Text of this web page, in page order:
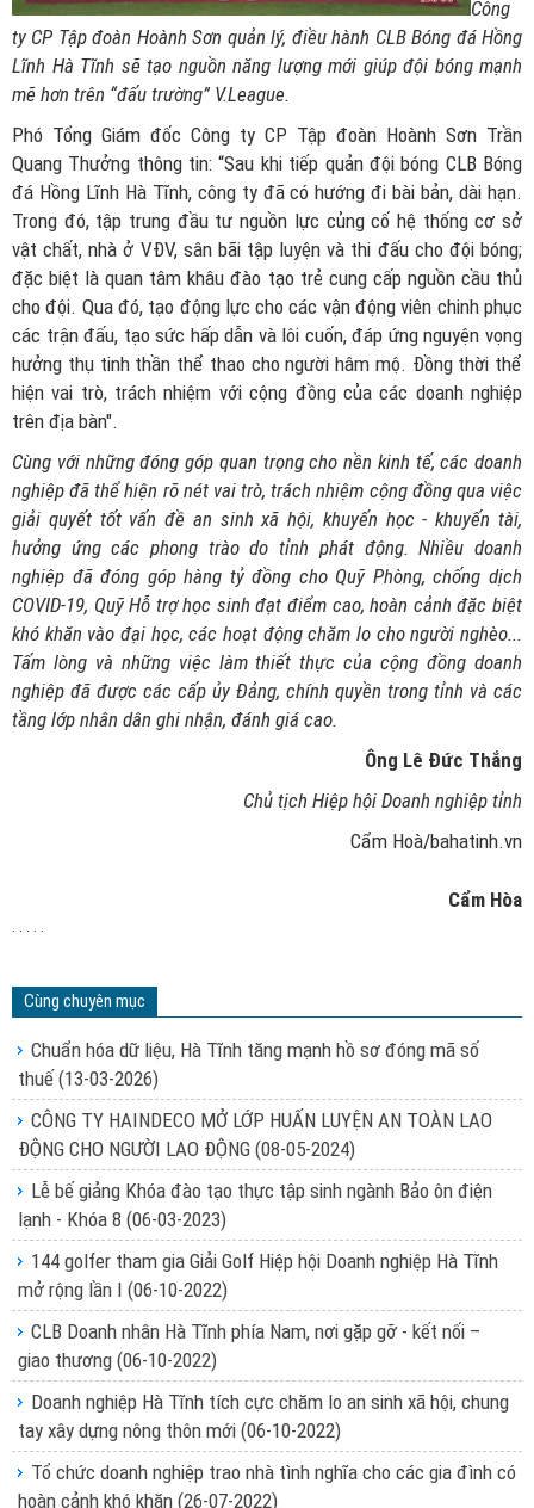
Công
ty CP Tập đoàn Hoành Sơn quản lý, điều hành CLB Bóng đá Hồng
Lĩnh Hà Tĩnh sẽ tạo nguồn năng lượng mới giúp đội bóng mạnh
mẽ hơn trên “đấu trường” V.League.
Phó Tổng Giám đốc Công ty CP Tập đoàn Hoành Sơn Trần
Quang Thưởng thông tin: “Sau khi tiếp quản đội bóng CLB Bóng
đá Hồng Lĩnh Hà Tĩnh, công ty đã có hướng đi bài bản, dài hạn.
Trong đó, tập trung đầu tư nguồn lực củng cố hệ thống cơ sở
vật chất, nhà ở VĐV, sân bãi tập luyện và thi đấu cho đội bóng;
đặc biệt là quan tâm khâu đào tạo trẻ cung cấp nguồn cầu thủ
cho đội. Qua đó, tạo động lực cho các vận động viên chinh phục
các trận đấu, tạo sức hấp dẫn và lôi cuốn, đáp ứng nguyện vọng
hưởng thụ tinh thần thể thao cho người hâm mộ. Đồng thời thể
hiện vai trò, trách nhiệm với cộng đồng của các doanh nghiệp
trên địa bàn".
Cùng với những đóng góp quan trọng cho nền kinh tế, các doanh
nghiệp đã thể hiện rõ nét vai trò, trách nhiệm cộng đồng qua việc
giải quyết tốt vấn đề an sinh xã hội, khuyến học - khuyến tài,
hưởng ứng các phong trào do tỉnh phát động. Nhiều doanh
nghiệp đã đóng góp hàng tỷ đồng cho Quỹ Phòng, chống dịch
COVID-19, Quỹ Hỗ trợ học sinh đạt điểm cao, hoàn cảnh đặc biệt
khó khăn vào đại học, các hoạt động chăm lo cho người nghèo...
Tấm lòng và những việc làm thiết thực của cộng đồng doanh
nghiệp đã được các cấp ủy Đảng, chính quyền trong tỉnh và các
tầng lớp nhân dân ghi nhận, đánh giá cao.
Ông Lê Đức Thắng
Chủ tịch Hiệp hội Doanh nghiệp tỉnh
Cẩm Hoà/bahatinh.vn
Cẩm Hòa
. . . . .
Cùng chuyên mục
Chuẩn hóa dữ liệu, Hà Tĩnh tăng mạnh hồ sơ đóng mã số
thuế(13-03-2026)
CÔNG TY HAINDECO MỞ LỚP HUẤN LUYỆN AN TOÀN LAO
ĐỘNG CHO NGƯỜI LAO ĐỘNG (08-05-2024)
Lễ bế giảng Khóa đào tạo thực tập sinh ngành Bảo ôn điện
lạnh - Khóa 8 (06-03-2023)
144 golfer tham gia Giải Golf Hiệp hội Doanh nghiệp Hà Tĩnh
mở rộng lần I (06-10-2022)
CLB Doanh nhân Hà Tĩnh phía Nam, nơi gặp gỡ - kết nối –
giao thương (06-10-2022)
Doanh nghiệp Hà Tĩnh tích cực chăm lo an sinh xã hội, chung
tay xây dựng nông thôn mới (06-10-2022)
Tổ chức doanh nghiệp trao nhà tình nghĩa cho các gia đình có
hoàn cảnh khó khăn (26-07-2022)